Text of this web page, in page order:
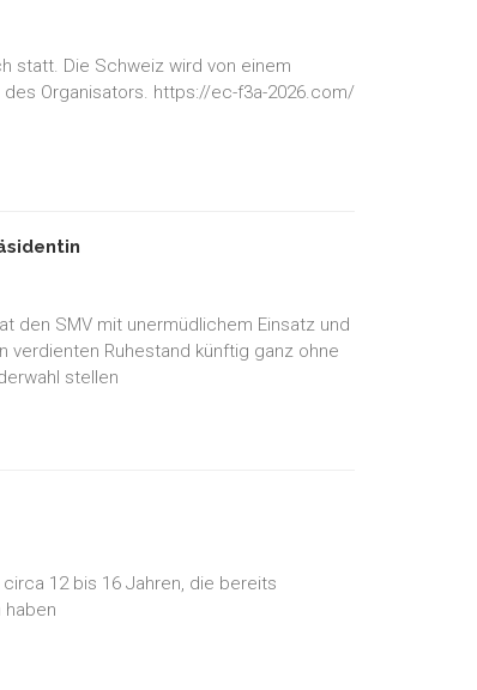
statt. Die Schweiz wird von einem
Organisators. https://ec-f3a-2026.com/
den SMV mit unermüdlichem Einsatz und
verdienten Ruhestand künftig ganz ohne
stellen
12 bis 16 Jahren, die bereits